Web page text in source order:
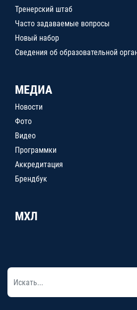
Тренерский штаб
Часто задаваемые вопросы
Новый набор
Сведения об образовательной
МЕДИА
Новости
Фото
Видео
Программки
Аккредитация
Брендбук
МХЛ